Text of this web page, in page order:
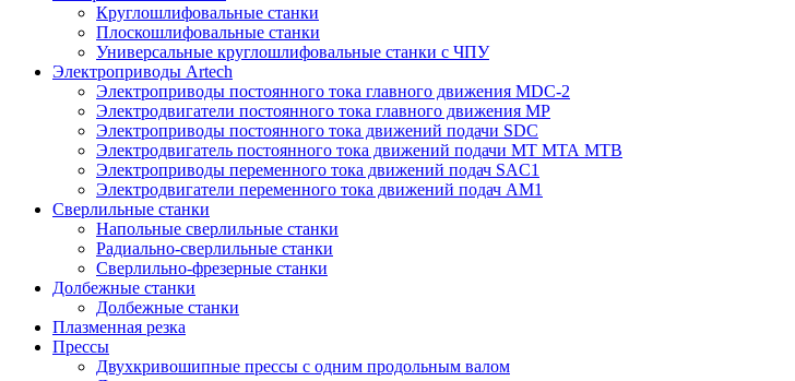
Круглошлифовальные станки
Плоскошлифовальные станки
Универсальные круглошлифовальные станки с ЧПУ
Электроприводы Artech
Электроприводы постоянного тока главного движения MDC-2
Электродвигатели постоянного тока главного движения МР
Электроприводы постоянного тока движений подачи SDC
Электродвигатель постоянного тока движений подачи МТ МТА МТВ
Электроприводы переменного тока движений подач SAC1
Электродвигатели переменного тока движений подач AM1
Сверлильные станки
Напольные сверлильные станки
Радиально-сверлильные станки
Сверлильно-фрезерные станки
Долбежные станки
Долбежные станки
Плазменная резка
Прессы
Двухкривошипные прессы с одним продольным валом